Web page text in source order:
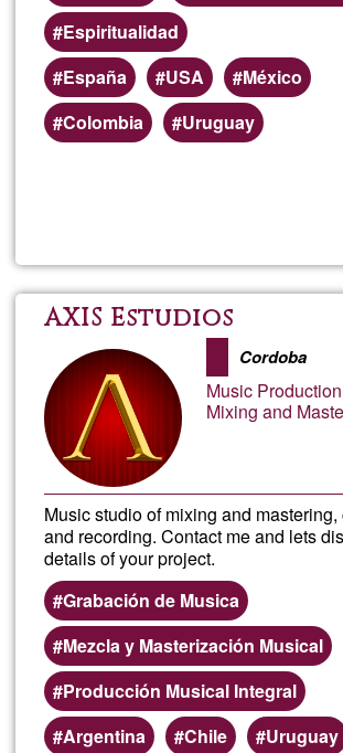
Espiritualidad
España
USA
México
Colombia
Uruguay
AXIS Estudios
Cordoba
Music
Mixing and
Music studio of mixing and
and recording. Contact me and lets
details of your project.
Grabación de Musica
Mezcla y Masterización Musical
Producción Musical Integral
Argentina
Chile
Uruguay